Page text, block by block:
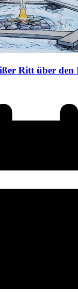
Ritt über den